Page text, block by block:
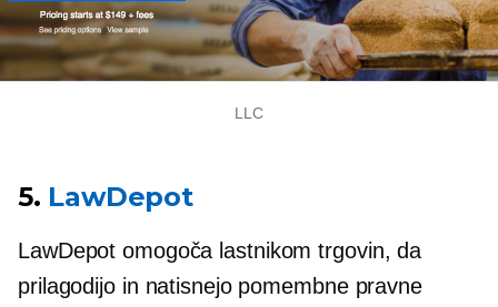
LLC
5. LawDepot
LawDepot omogoča lastnikom trgovin, da
prilagodijo in natisnejo pomembne pravne